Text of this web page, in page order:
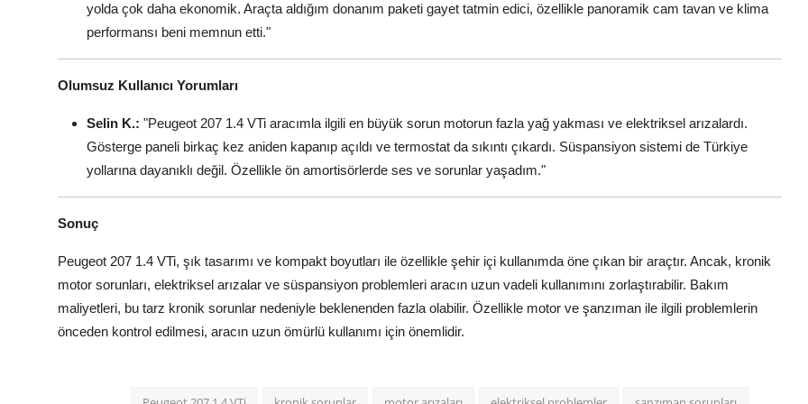
yolda çok daha ekonomik. Araçta aldığım donanım paketi gayet tatmin edici, özellikle panoramik cam tavan ve klima
performansı beni memnun etti."
Olumsuz Kullanıcı Yorumları
Selin K.: "Peugeot 207 1.4 VTi aracımla ilgili en büyük sorun motorun fazla yağ yakması ve elektriksel arızalardı.
Gösterge paneli birkaç kez aniden kapanıp açıldı ve termostat da sıkıntı çıkardı. Süspansiyon sistemi de Türkiye
yollarına dayanıklı değil. Özellikle ön amortisörlerde ses ve sorunlar yaşadım."
Sonuç
Peugeot 207 1.4 VTi, şık tasarımı ve kompakt boyutları ile özellikle şehir içi kullanımda öne çıkan bir araçtır. Ancak, kronik
motor sorunları, elektriksel arızalar ve süspansiyon problemleri aracın uzun vadeli kullanımını zorlaştırabilir. Bakım
maliyetleri, bu tarz kronik sorunlar nedeniyle beklenenden fazla olabilir. Özellikle motor ve şanzıman ile ilgili problemlerin
önceden kontrol edilmesi, aracın uzun ömürlü kullanımı için önemlidir.